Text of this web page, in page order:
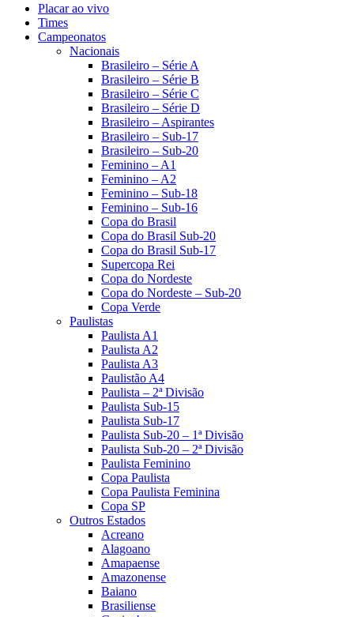
Placar ao vivo
Times
Campeonatos
Nacionais
Brasileiro – Série A
Brasileiro – Série B
Brasileiro – Série C
Brasileiro – Série D
Brasileiro – Aspirantes
Brasileiro – Sub-17
Brasileiro – Sub-20
Feminino – A1
Feminino – A2
Feminino – Sub-18
Feminino – Sub-16
Copa do Brasil
Copa do Brasil Sub-20
Copa do Brasil Sub-17
Supercopa Rei
Copa do Nordeste
Copa do Nordeste – Sub-20
Copa Verde
Paulistas
Paulista A1
Paulista A2
Paulista A3
Paulistão A4
Paulista – 2ª Divisão
Paulista Sub-15
Paulista Sub-17
Paulista Sub-20 – 1ª Divisão
Paulista Sub-20 – 2ª Divisão
Paulista Feminino
Copa Paulista
Copa Paulista Feminina
Copa SP
Outros Estados
Acreano
Alagoano
Amapaense
Amazonense
Baiano
Brasiliense